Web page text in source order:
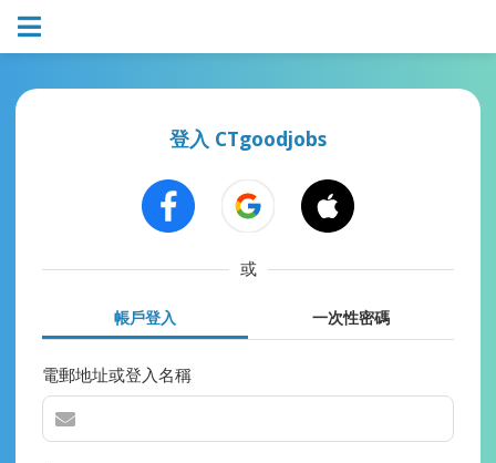
登入 CTgoodjobs
或
帳戶登入 一次性密碼
電郵地址或登入名稱